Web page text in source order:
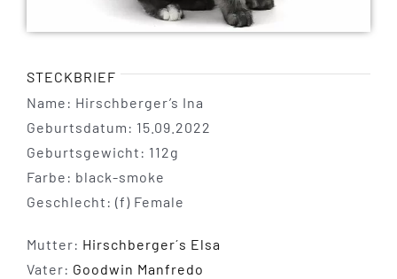
STECKBRIEF
Name: Hirschberger’s Ina
Geburtsdatum: 15.09.2022
Geburtsgewicht: 112g
Farbe: black-smoke
Geschlecht: (f) Female
Mutter: Hirschberger´s Elsa
Vater: Goodwin Manfredo